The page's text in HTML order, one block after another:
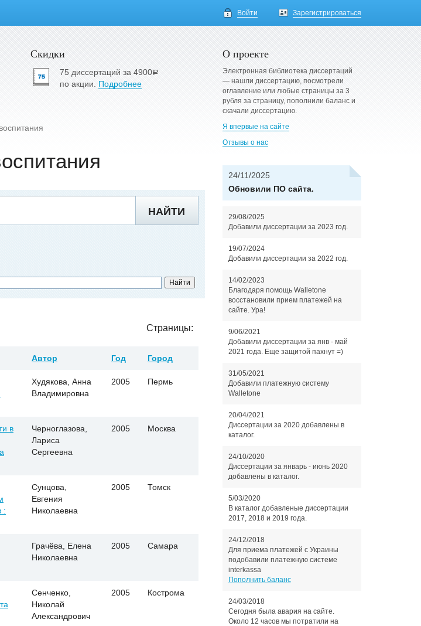
Войти Зарегистрироваться
Скидки
75 диссертаций за 4900a
по акции. Подробнее
НАЙТИ
Страницы:
Автор Год Город
Худякова, Анна
Владимировна
2005 Пермь
в
Черноглазова,
Лариса
Сергеевна
2005 Москва
:
Сунцова,
Евгения
Николаевна
2005 Томск
Грачёва, Елена
Николаевна
2005 Самара
Сенченко,
Николай
Александрович
2005 Кострома
О проекте
Электронная библиотека диссертаций
— нашли диссертацию, посмотрели
оглавление или любые страницы за 3
рубля за страницу, пополнили баланс и
скачали диссертацию.
Я впервые на сайте
Отзывы о нас
24/11/2025
Обновили ПО сайта.
29/08/2025
Добавили диссертации за 2023 год.
19/07/2024
Добавили диссертации за 2022 год.
14/02/2023
Благодаря помощь Walletone
восстановили прием платежей на
сайте. Ура!
9/06/2021
Добавили диссертации за янв - май
2021 года. Еще защитой пахнут =)
31/05/2021
Добавили платежную систему
Walletone
20/04/2021
Диссертации за 2020 добавлены в
каталог.
24/10/2020
Диссертации за январь - июнь 2020
добавлены в каталог.
5/03/2020
В каталог добавленые диссертации
2017, 2018 и 2019 года.
24/12/2018
Для приема платежей с Украины
подобавили платежную системе
interkassa
Пополнить баланс
24/03/2018
Сегодня была авария на сайте.
Около 12 часов мы потратили на